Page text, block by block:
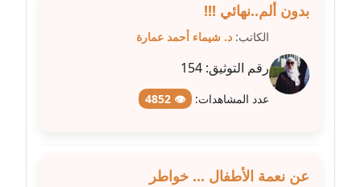
مدونة عماد مصباح
مدونة عمرو عاطف
عاملة
عاملة
بدون ألم..نهائي !!!
الكاتب: د. شيماء أحمد عمارة
رقم التوثيق: 154
عدد المشاهدات: 👁 4852
عن نعمة الأطفال ... خواطر